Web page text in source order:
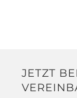
JETZT